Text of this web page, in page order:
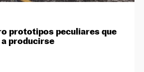
prototipos peculiares que
producirse